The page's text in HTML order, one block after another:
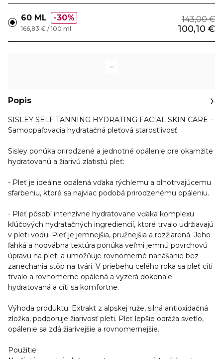
60 ML 30% 143,00 €
100,10 €
166,83 € / 100 ml
Popis
SISLEY SELF TANNING HYDRATING FACIAL SKIN CARE -
Samoopaľovacia hydratačná pleťová starostlivosť
Sisley ponúka prirodzené a jednotné opálenie pre okamžite
hydratovanú a žiarivú zlatistú pleť:
- Pleť je ideálne opálená vďaka rýchlemu a dlhotrvajúcemu
sfarbeniu, ktoré sa najviac podobá prirodzenému opáleniu.
- Pleť pôsobíintenzívne hydratovane vďaka komplexu
kľúčových hydratačných ingrediencií, ktoré trvalo udržiavajú
v pleti vodu. Pleť je jemnejšia, pružnejšia a rozžiarená. Jeho
ľahká a hodvábna textúra ponúka veľmi jemnú povrchovú
úpravu na pleti a umožňuje rovnomerné nanášanie bez
zanechania stôp na tvári. V priebehu celého roka sa pleť cíti
trvalo a rovnomerne opálená a vyzerá dokonale
hydratovaná a cíti sa komfortne.
Výhoda produktu: Extrakt z alpskej ruže, silná antioxidačná
zložka, podporuje žiarivosť pleti. Pleť lepšie odráža svetlo,
opálenie sa zdá žiarivejšie a rovnomernejšie.
Použitie: